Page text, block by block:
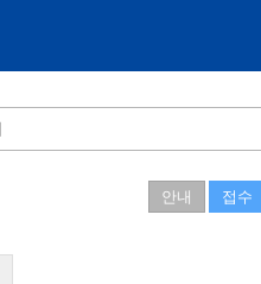
안내 접수